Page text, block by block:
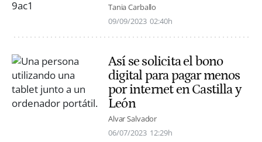
Tania Carballo
09/09/2023 02:40h
Así se solicita el bono
digital para pagar menos
por internet en Castilla y
León
Alvar Salvador
06/07/2023 12:29h